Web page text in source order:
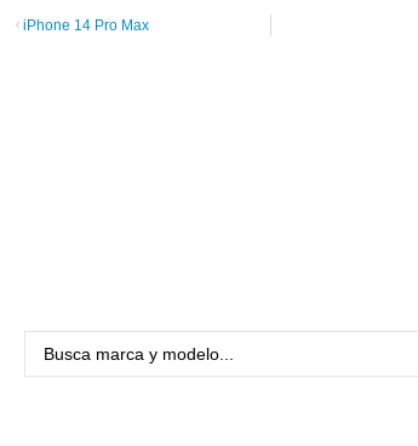
iPhone 14 Pro Max